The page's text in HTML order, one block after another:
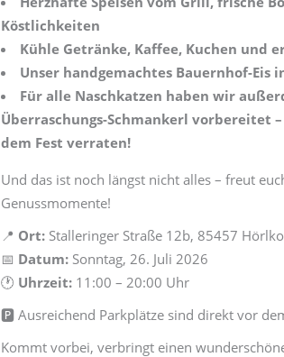
Köstlichkeiten
Kühle Getränke, Kaffee, Kuchen und
Unser handgemachtes Bauernhof-Eis
Für alle Naschkatzen haben wir
Überraschungs-Schmankerl vorbereitet
dem Fest verraten!
Und das ist noch längst nicht alles – freut
Genussmomente!
📍 Ort: Stalleringer Straße 12b, 85457
📅 Datum: Sonntag, 26. Juli 2026
🕐 Uhrzeit: 11:00 – 20:00 Uhr
🅿️ Ausreichend Parkplätze sind direkt vor
Kommt vorbei, verbringt einen